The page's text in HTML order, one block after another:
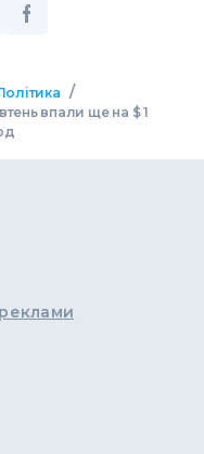
/
впали ще на $ 1